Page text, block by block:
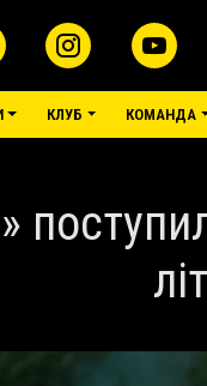
КЛУБ КОМАНДА